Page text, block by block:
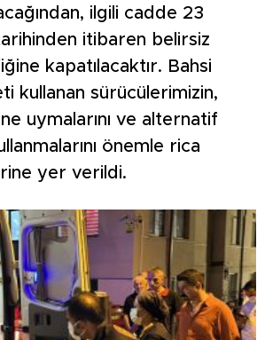
ilgili cadde 23
itibaren belirsiz
kapatılacaktır. Bahsi
kullanan sürücülerimizin,
uymalarını ve alternatif
önemle rica
yer verildi.